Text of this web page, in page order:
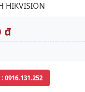
HIKVISION
đ
: 0916.131.252